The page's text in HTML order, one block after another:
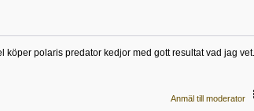
polaris predator kedjor med gott resultat vad jag vet.
Anmäl till moderator